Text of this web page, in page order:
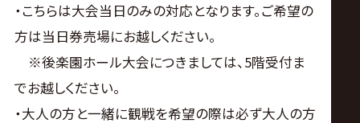
・こちらは大会当日のみの対応となります。ご希望の
方は当日券売場にお越しください。
※後楽園ホール大会につきましては、5階受付ま
でお越しください。
・大人の方と一緒に観戦を希望の際は必ず大人の方